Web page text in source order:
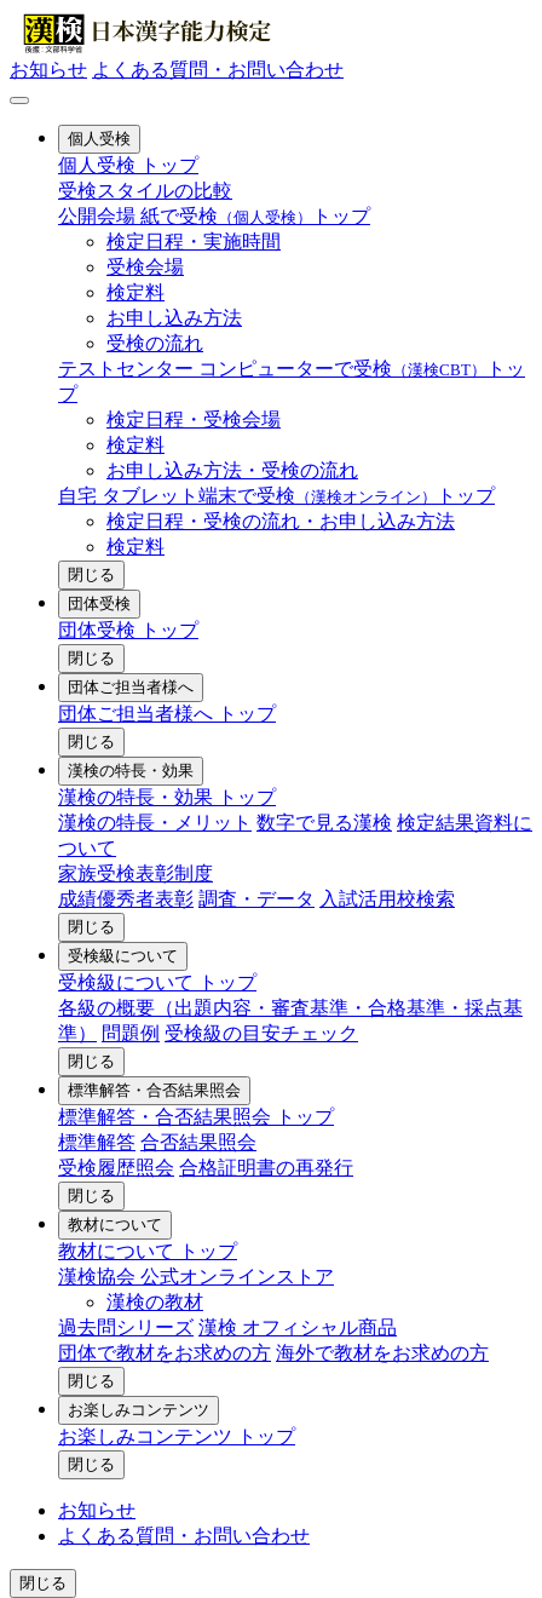
お知らせ よくある質問・お問い合わせ
個人受検
個人受検 トップ
受検スタイルの比較
公開会場 紙で受検 （個人受検）
トップ
検定日程・実施時間
受検会場
検定料
お申し込み方法
受検の流れ
テストセンター コンピューターで受検 （漢検CBT）
トッ
プ
検定日程・受検会場
検定料
お申し込み方法・受検の流れ
自宅 タブレット端末で受検 （漢検オンライン）
トップ
検定日程・受検の流れ・お申し込み方法
検定料
閉じる
団体受検
団体受検 トップ
閉じる
団体ご担当者様へ
団体ご担当者様へ トップ
閉じる
漢検の特長・効果
漢検の特長・効果 トップ
漢検の特長・メリット 数字で見る漢検 検定結果資料に
ついて
家族受検表彰制度
成績優秀者表彰 調査・データ 入試活用校検索
閉じる
受検級について
受検級について トップ
各級の概要（出題内容・審査基準・合格基準・採点基
準）
問題例 受検級の目安チェック
閉じる
標準解答・合否結果照会
標準解答・合否結果照会 トップ
標準解答 合否結果照会
受検履歴照会 合格証明書の再発行
閉じる
教材について
教材について トップ
漢検協会 公式オンラインストア
漢検の教材
過去問シリーズ 漢検 オフィシャル商品
団体で教材をお求めの方 海外で教材をお求めの方
閉じる
お楽しみコンテンツ
お楽しみコンテンツ トップ
閉じる
お知らせ
よくある質問・お問い合わせ
閉じる